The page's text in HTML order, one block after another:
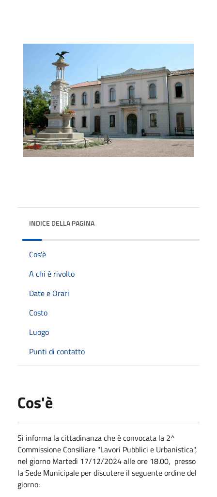
INDICE DELLA PAGINA
Cos'è
A chi è rivolto
Date e Orari
Costo
Luogo
Punti di contatto
Cos'è
Si informa la cittadinanza che è convocata la 2^
Commissione Consiliare "Lavori Pubblici e Urbanistica",
nel giorno Martedì 17/12/2024 alle ore 18.00, presso
la Sede Municipale per discutere il seguente ordine del
giorno: